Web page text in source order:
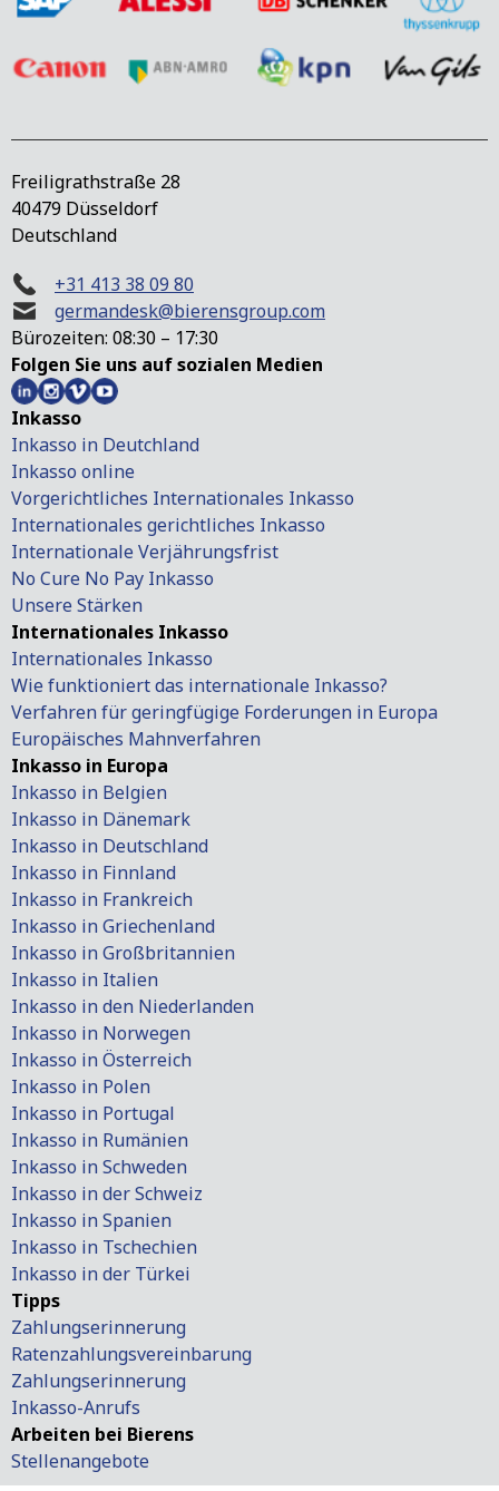
Freiligrathstraße 28
40479 Düsseldorf
Deutschland
+31 413 38 09 80
germandesk@bierensgroup.com
Bürozeiten: 08:30 – 17:30
Folgen Sie uns auf sozialen Medien
Inkasso
Inkasso in Deutchland
Inkasso online
Vorgerichtliches Internationales Inkasso
Internationales gerichtliches Inkasso
Internationale Verjährungsfrist
No Cure No Pay Inkasso
Unsere Stärken
Internationales Inkasso
Internationales Inkasso
Wie funktioniert das internationale Inkasso?
Verfahren für geringfügige Forderungen in Europa
Europäisches Mahnverfahren
Inkasso in Europa
Inkasso in Belgien
Inkasso in Dänemark
Inkasso in Deutschland
Inkasso in Finnland
Inkasso in Frankreich
Inkasso in Griechenland
Inkasso in Großbritannien
Inkasso in Italien
Inkasso in den Niederlanden
Inkasso in Norwegen
Inkasso in Österreich
Inkasso in Polen
Inkasso in Portugal
Inkasso in Rumänien
Inkasso in Schweden
Inkasso in der Schweiz
Inkasso in Spanien
Inkasso in Tschechien
Inkasso in der Türkei
Tipps
Zahlungserinnerung
Ratenzahlungsvereinbarung
Zahlungserinnerung
Inkasso-Anrufs
Arbeiten bei Bierens
Stellenangebote